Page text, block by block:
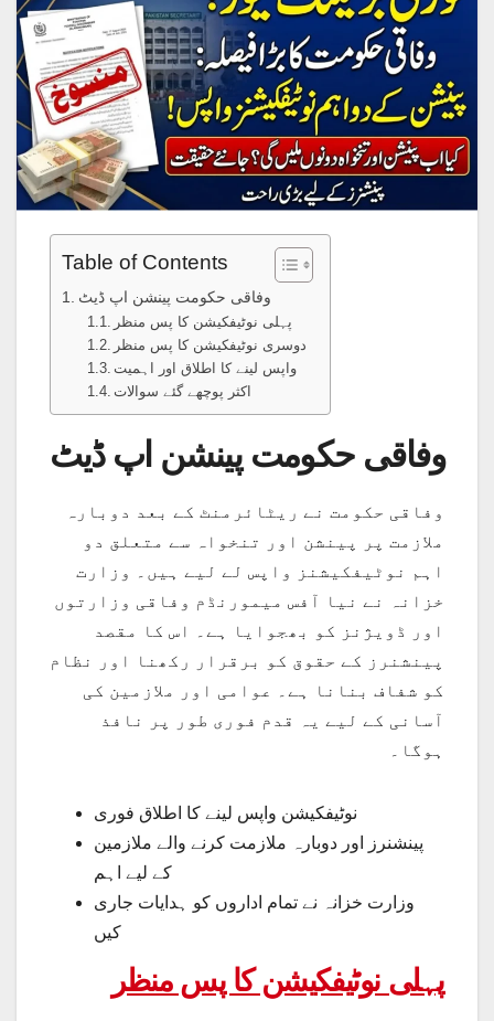
Table of Contents
وفاقی حکومت پینشن اپ ڈیٹ
پہلی نوٹیفکیشن کا پس منظر
دوسری نوٹیفکیشن کا پس منظر
واپس لینے کا اطلاق اور اہمیت
اکثر پوچھے گئے سوالات
وفاقی حکومت پینشن اپ ڈیٹ
وفاقی حکومت نے ریٹائرمنٹ کے بعد دوبارہ
ملازمت پر پینشن اور تنخواہ سے متعلق دو
اہم نوٹیفکیشنز واپس لے لیے ہیں۔ وزارت
خزانہ نے نیا آفس میمورنڈم وفاقی وزارتوں
اور ڈویژنز کو بھجوایا ہے۔ اس کا مقصد
پینشنرز کے حقوق کو برقرار رکھنا اور نظام
کو شفاف بنانا ہے۔ عوامی اور ملازمین کی
آسانی کے لیے یہ قدم فوری طور پر نافذ
ہوگا۔
نوٹیفکیشن واپس لینے کا اطلاق فوری
پینشنرز اور دوبارہ ملازمت کرنے والے ملازمین
کے لیے اہم
وزارت خزانہ نے تمام اداروں کو ہدایات جاری
کیں
پہلی نوٹیفکیشن کا پس منظر